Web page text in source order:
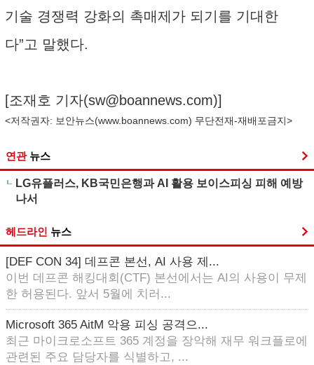
기술 경쟁력 강화의 촉매제가 되기를 기대한
다”고 말했다.
[조재호 기자(sw@boannews.com)]
<저작권자: 보안뉴스(www.boannews.com) 무단전재-재배포금지>
연관 뉴스
LG유플러스, KB국민은행과 AI 활용 보이스피싱 피해 예방
나서
헤드라인 뉴스
[DEF CON 34] 데프콘 본선, AI 사용 제...
이번 데프콘 해킹대회(CTF) 본선에서는 AI의 사용이 무제
한 허용된다. 앞서 5월에 치러...
Microsoft 365 AitM 악용 피싱 공격으...
최근 마이크로소프트 365 계정을 장악해 재무 워크플로에
관련된 주요 담당자를 식별하고, ...